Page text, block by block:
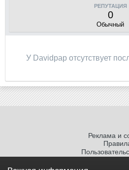
РЕПУТАЦИЯ
0
Обычный
У Davidpap отсутствует
Реклама и